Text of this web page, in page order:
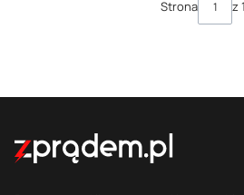
Strona z 1